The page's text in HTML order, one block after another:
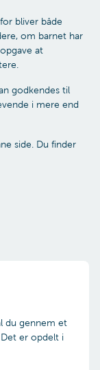
bliver både
om barnet har
at
godkendes til
i mere end
side. Du finder
du gennem et
er opdelt i